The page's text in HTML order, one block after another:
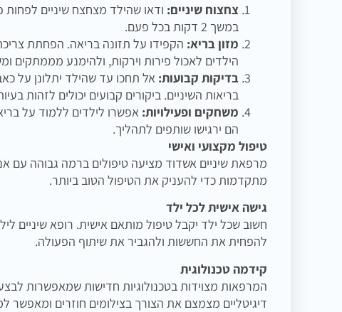
צחצוח שיניים: ודאו שהילד מצחצח שיניים
במשך 2 דקות בכל פעם.
מזון בריא: הקפידו על תזונה בריאה. הפחתת
הילדים לאכול פירות וירקות, ולהימנע מממתקים
בדיקות קבועות: אל תחכו עד שהילד יתלונן על
בריאות השיניים. ביקורים קבועים יכולים לזהות
משחקים ופעילויות: אפשרו לילדים ללמוד על
הם ירגישו שותפים לתהליך.
טיפול מקצועי ואישי
מרפאת שיניים אשדוד מציעה טיפולים ברמה גבוהה עם
מתקדמות כדי להעניק את הטיפול הטוב ביותר.
גישה אישית לכל ילד
חשוב שכל ילד יקבל טיפול מותאם אישית. רופא שיניים
להפחית את החששות ולהגביר את שיתוף הפעולה.
קידמה טכנולוגית
המרפאות מצוידות בטכנולוגיות חדישות שמאפשרות
דיגיטליים מצמצם את הצורך בצילומים חוזרים ומאפשר